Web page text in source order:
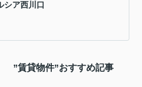
シア西川口
”賃貸物件”おすすめ記事